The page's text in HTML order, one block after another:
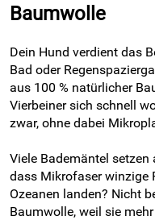
Baumwolle
Dein Hund verdient das
Bad oder
aus 100 % natürlicher
Vierbeiner sich schnell
zwar, ohne dabei
Viele Bademäntel
dass Mikrofaser winzige
Ozeanen landen? Nicht
Baumwolle, weil sie